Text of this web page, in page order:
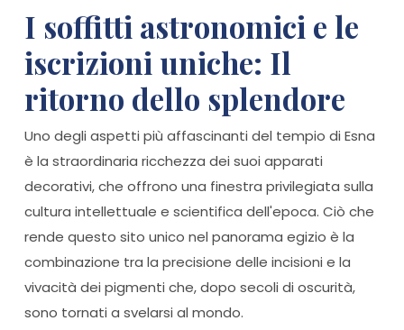
I soffitti astronomici e le
iscrizioni uniche: Il
ritorno dello splendore
Uno degli aspetti più affascinanti del tempio di Esna
è la straordinaria ricchezza dei suoi apparati
decorativi, che offrono una finestra privilegiata sulla
cultura intellettuale e scientifica dell'epoca. Ciò che
rende questo sito unico nel panorama egizio è la
combinazione tra la precisione delle incisioni e la
vivacità dei pigmenti che, dopo secoli di oscurità,
sono tornati a svelarsi al mondo.